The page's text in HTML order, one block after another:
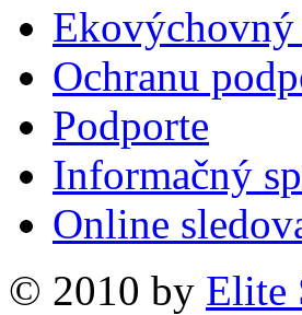
Ochranu
Podporte
Informačný
Online
© 2010 by Elite